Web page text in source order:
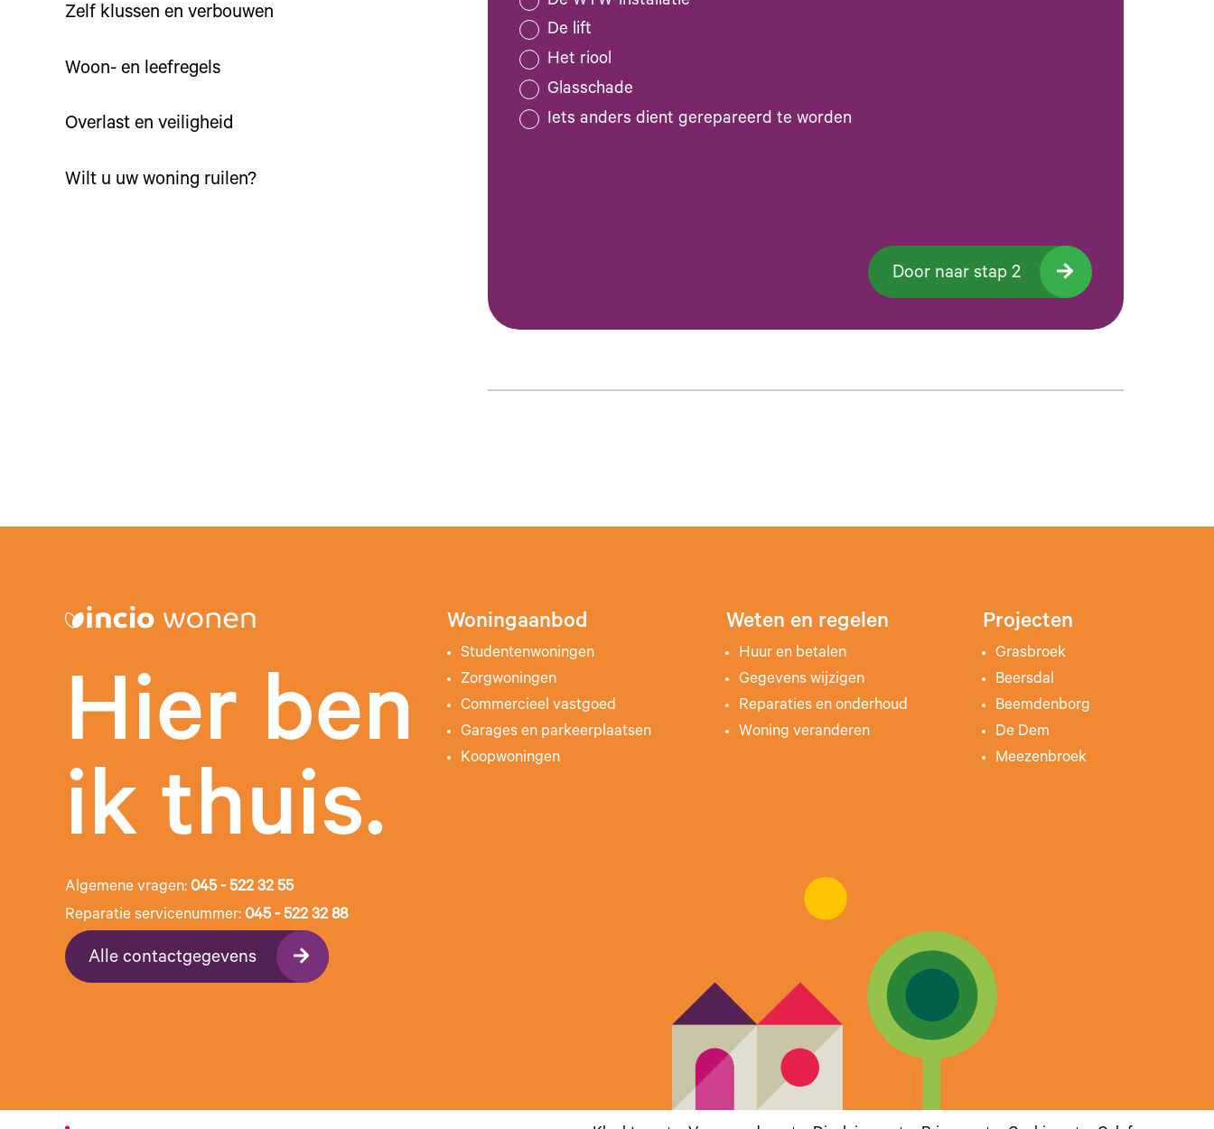
Zelf klussen en verbouwen
Woon- en leefregels
Overlast en veiligheid
Wilt u uw woning ruilen?
De lift
Het riool
Glasschade
Iets anders dient gerepareerd te worden
Door naar stap 2
Hier ben
ik thuis.
Algemene vragen: 045 - 522 32 55
Reparatie servicenummer: 045 - 522 32 88
Alle contactgegevens
Woningaanbod
Studentenwoningen
Zorgwoningen
Commercieel vastgoed
Garages en parkeerplaatsen
Koopwoningen
Weten en regelen
Huur en betalen
Gegevens wijzigen
Reparaties en onderhoud
Woning veranderen
Projecten
Grasbroek
Beersdal
Beemdenborg
De Dem
Meezenbroek